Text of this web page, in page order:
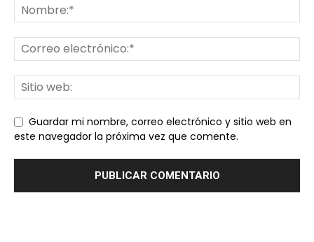
Guardar mi nombre, correo electrónico y sitio web en
este navegador la próxima vez que comente.